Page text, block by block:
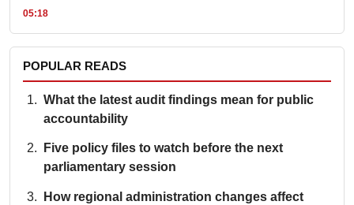
05:18
POPULAR READS
What the latest audit findings mean for public
accountability
Five policy files to watch before the next
parliamentary session
How regional administration changes affect